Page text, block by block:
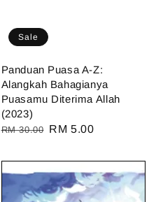
Sale
Panduan Puasa A-Z:
Alangkah Bahagianya
Puasamu Diterima Allah
(2023)
Regular
RM 30.00 Sale
RM 5.00